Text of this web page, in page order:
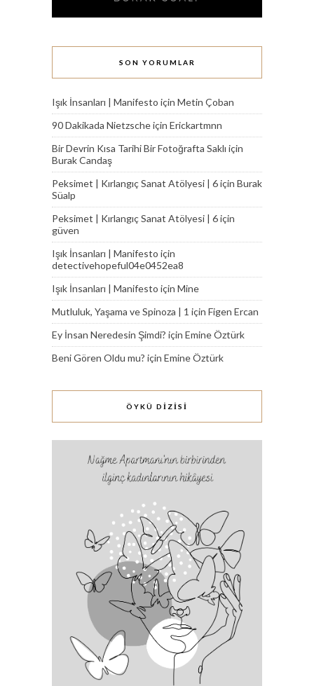
SON YORUMLAR
Işık İnsanları | Manifesto için Metin Çoban
90 Dakikada Nietzscheiçin Erickartmnn
Bir Devrin Kısa Tarihi Bir Fotoğrafta Saklı için
Burak Candaş
Peksimet | Kırlangıç Sanat Atölyesi | 6için Burak
Süalp
Peksimet | Kırlangıç Sanat Atölyesi | 6için
güven
Işık İnsanları | Manifesto için
detectivehopeful04e0452ea8
Işık İnsanları | Manifesto için Mine
Mutluluk, Yaşama ve Spinoza | 1 için Figen Ercan
Ey İnsan Neredesin Şimdi? için Emine Öztürk
Beni Gören Oldu mu? için Emine Öztürk
ÖYKÜ DİZİSİ